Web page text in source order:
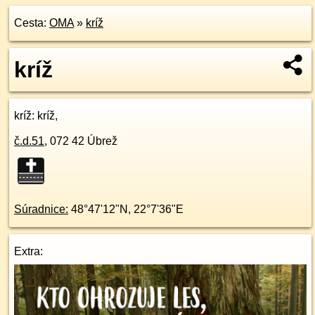
Cesta: OMA» kríž
kríž
kríž: kríž,
č.d.51, 072 42 Úbrež
Súradnice: 48°47'12"N , 22°7'36"E
Extra: